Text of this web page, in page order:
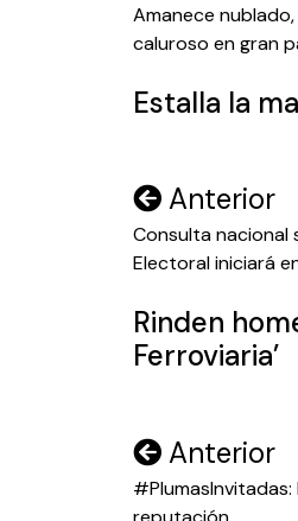
de
entradas
Amanece
caluroso en gran
Estalla la
Navegación
de
Anterior
Consulta nacional
Electoral iniciará
Rinden
Ferroviaria’
Navegación
de
Anterior